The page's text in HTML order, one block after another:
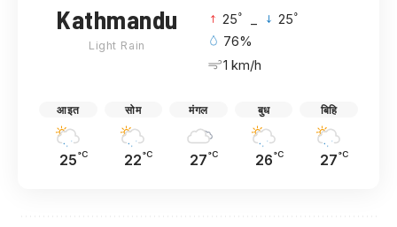
Kathmandu
Light Rain
25° 25°
76%
1 km/h
आइत
25°C
सोम
22°C
मंगल
27°C
बुध
26°C
बिहि
27°C